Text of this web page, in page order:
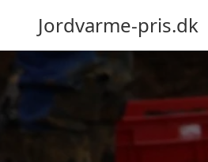
Jordvarme-pris.dk